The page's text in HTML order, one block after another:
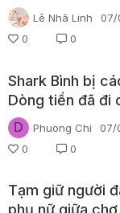
Lê Nhã Linh
07/
0
0
Shark Bình bị
Dòng tiền đã đi
D Phuong Chi
07/
0
0
Tạm giữ người
phụ nữ giữa chợ